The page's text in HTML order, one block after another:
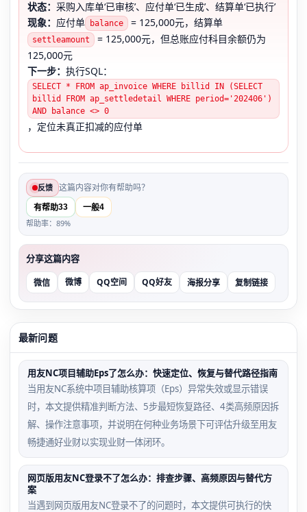
状态： 采购入库单‘已审核’、应付单‘已生成’、结算单‘已执行’
现象： 应付单 balance = 125,000元，结算单
settleamount
= 125,000元，但总账应付科目余额仍为
125,000元
下一步： 执行SQL：
SELECT * FROM ap_invoice WHERE billid IN (SELECT
billid FROM ap_settledetail WHERE period='202406')
AND balance <> 0
，定位未真正扣减的应付单
反馈 这篇内容对你有帮助吗？
有帮助33 一般4
帮助率：89%
分享这篇内容
微信 微博 QQ空间 QQ好友 海报分享 复制链接
最新问题
用友NC项目辅助Eps了怎么办：快速定位、恢复与替代路径指南
当用友NC系统中项目辅助核算项（Eps）异常失效或显示错误
时，本文提供精准判断方法、5步最短恢复路径、4类高频原因拆
解、操作注意事项，并说明在何种业务场景下可评估升级至用友
畅捷通好业财以实现业财一体闭环。
网页版用友NC登录不了怎么办：排查步骤、高频原因与替代方
案
当遇到网页版用友NC登录不了的问题时，本文提供可执行的快